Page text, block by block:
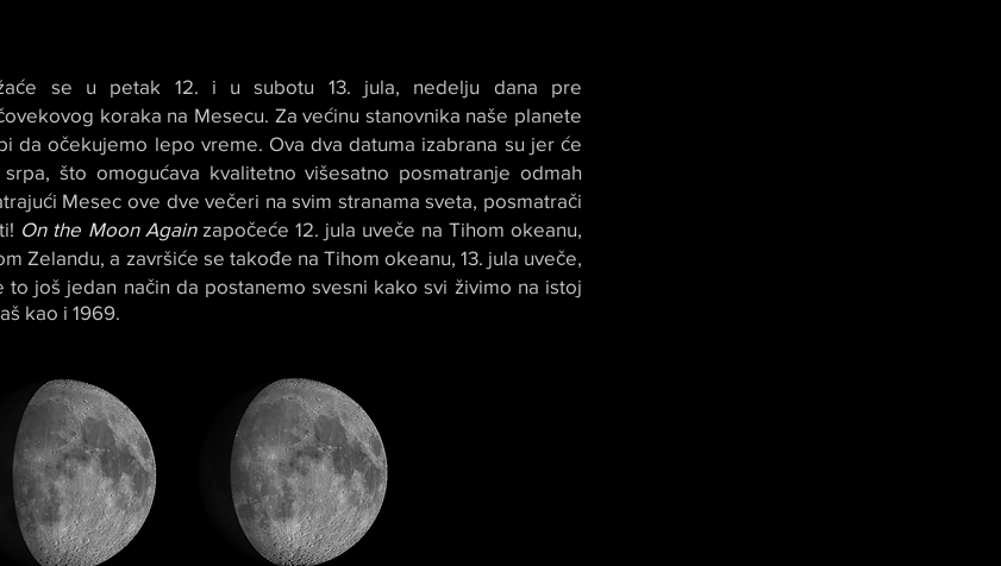
se u petak 12. i u subotu 13. jula, nedelju dana pre
koraka na Mesecu. Za većinu stanovnika naše planete
da očekujemo lepo vreme. Ova dva datuma izabrana su jer će
što omogućava kvalitetno višesatno posmatranje odmah
Mesec ove dve večeri na svim stranama sveta, posmatrači
On the Moon Againzapočeće 12. jula uveče na Tihom okeanu,
Zelandu, a završiće se takođe na Tihom okeanu, 13. jula uveče,
to još jedan način da postanemo svesni kako svi živimo na istoj
kao i 1969.